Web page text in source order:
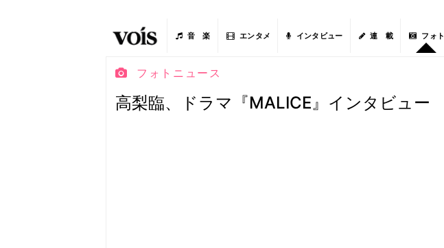
音 楽 エンタメ インタビュー 連 載 フォト
フォトニュース
高梨臨、ドラマ『MALICE』インタビュー